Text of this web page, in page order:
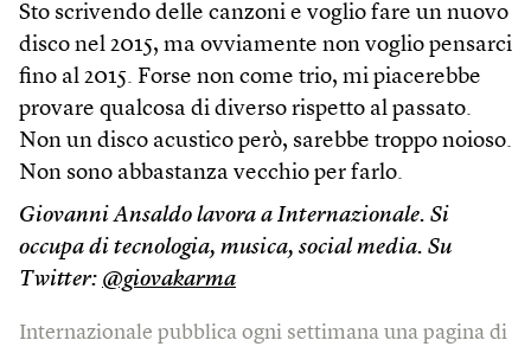
Sto scrivendo delle canzoni e voglio fare un nuovo
disco nel 2015, ma ovviamente non voglio pensarci
fino al 2015. Forse non come trio, mi piacerebbe
provare qualcosa di diverso rispetto al passato.
Non un disco acustico però, sarebbe troppo noioso.
Non sono abbastanza vecchio per farlo.
Giovanni Ansaldo lavora a Internazionale. Si
occupa di tecnologia, musica, social media. Su
Twitter: @giovakarma
Internazionale pubblica ogni settimana una pagina di